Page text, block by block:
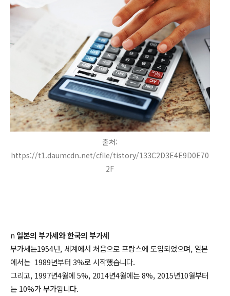
출처:
https://t1.daumcdn.net/cfile/tistory/133C2D3E4E9D0E70
2F
n 일본의 부가세와 한국의 부가세
부가세는1954년, 세계에서 처음으로 프랑스에 도입되었으며, 일본
에서는 1989년부터 3%로 시작했습니다.
그리고, 1997년4월에 5%, 2014년4월에는 8%, 2015년10월부터
는 10%가 부가됩니다.